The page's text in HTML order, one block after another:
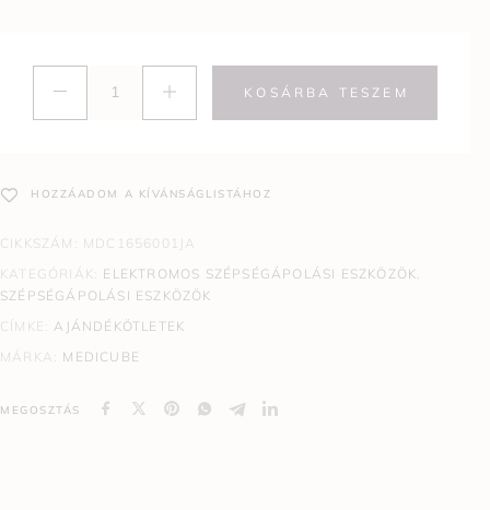
KOSÁRBA TESZEM
HOZZÁADOM A KÍVÁNSÁGLISTÁHOZ
CIKKSZÁM: MDC1656001JA
KATEGÓRIÁK: ELEKTROMOS SZÉPSÉGÁPOLÁSI ESZKÖZÖK,
SZÉPSÉGÁPOLÁSI ESZKÖZÖK
CÍMKE:AJÁNDÉKÖTLETEK
MÁRKA: MEDICUBE
MEGOSZTÁS